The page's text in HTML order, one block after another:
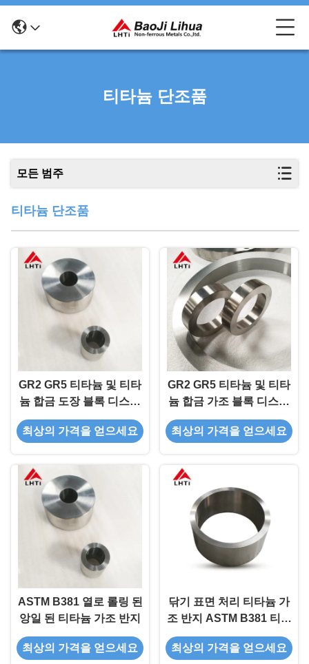
티타늄 단조품
모든 범주
티타늄 단조품
GR2 GR5 티타늄 및 티타
늄 합금 도장 블록 디스크
반지
최상의 가격을 얻으세요
GR2 GR5 티타늄 및 티타
늄 합금 가조 블록 디스크
반지 ASTM B381
최상의 가격을 얻으세요
ASTM B381 열로 롤링 된
앙일 된 티타늄 가조 반지
최상의 가격을 얻으세요
닦기 표면 처리 티타늄 가
조 반지 ASTM B381 티타
늄 가조
최상의 가격을 얻으세요